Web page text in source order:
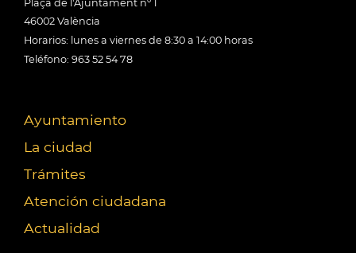
Plaça de l'Ajuntament nº 1
46002 València
Horarios: lunes a viernes de 8:30 a 14:00 horas
Teléfono: 963 52 54 78
Ayuntamiento
La ciudad
Trámites
Atención ciudadana
Actualidad